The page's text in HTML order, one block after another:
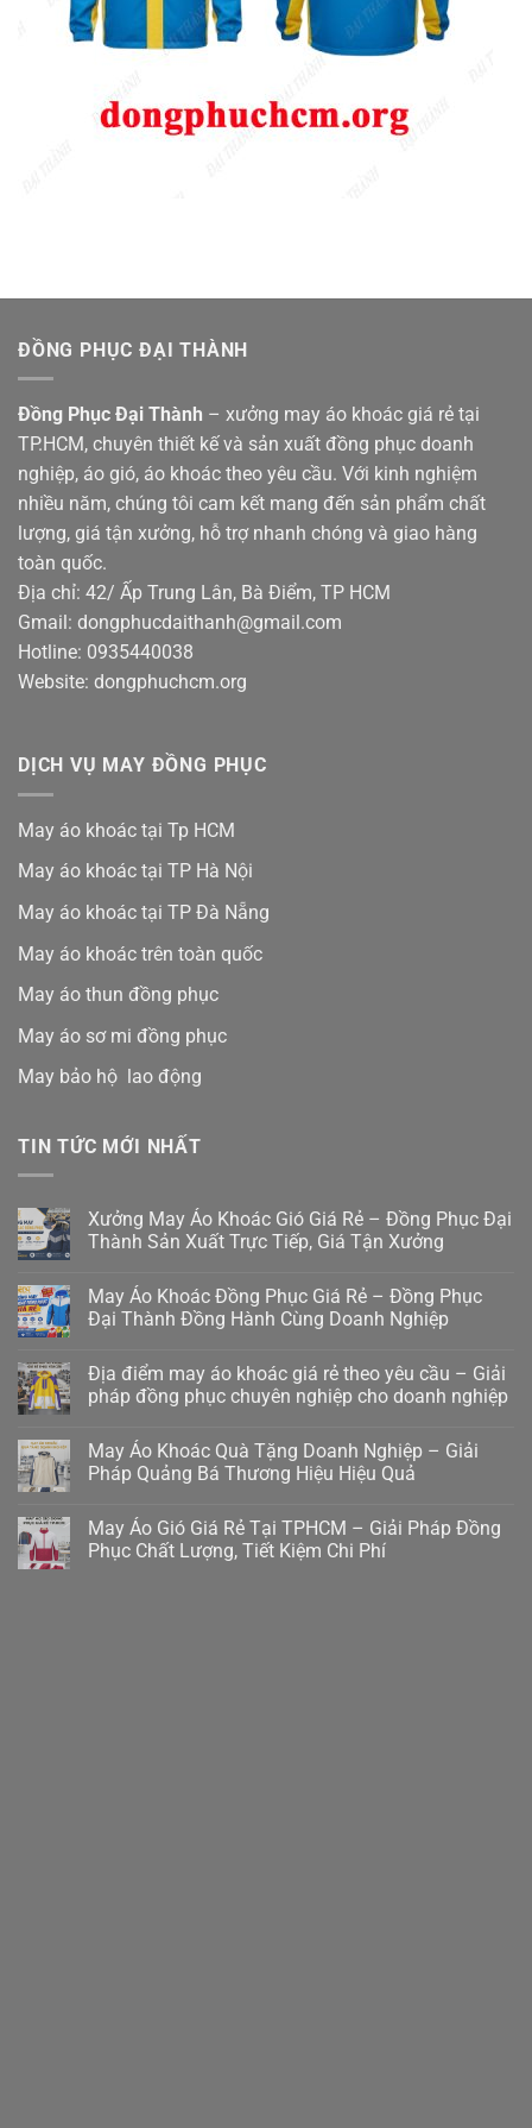
ĐỒNG PHỤC ĐẠI THÀNH
Đồng Phục Đại Thành – xưởng may áo khoác giá rẻ tại
TP.HCM, chuyên thiết kế và sản xuất đồng phục doanh
nghiệp, áo gió, áo khoác theo yêu cầu. Với kinh nghiệm
nhiều năm, chúng tôi cam kết mang đến sản phẩm chất
lượng, giá tận xưởng, hỗ trợ nhanh chóng và giao hàng
toàn quốc.
Địa chỉ: 42/ Ấp Trung Lân, Bà Điểm, TP HCM
Gmail: dongphucdaithanh@gmail.com
Hotline: 0935440038
Website: dongphuchcm.org
DỊCH VỤ MAY ĐỒNG PHỤC
May áo khoác tại Tp HCM
May áo khoác tại TP Hà Nội
May áo khoác tại TP Đà Nẵng
May áo khoác trên toàn quốc
May áo thun đồng phục
May áo sơ mi đồng phục
May bảo hộ lao động
TIN TỨC MỚI NHẤT
Xưởng May Áo Khoác Gió Giá Rẻ – Đồng Phục Đại
Thành Sản Xuất Trực Tiếp, Giá Tận Xưởng
May Áo Khoác Đồng Phục Giá Rẻ – Đồng Phục
Đại Thành Đồng Hành Cùng Doanh Nghiệp
Địa điểm may áo khoác giá rẻ theo yêu cầu – Giải
pháp đồng phục chuyên nghiệp cho doanh nghiệp
May Áo Khoác Quà Tặng Doanh Nghiệp – Giải
Pháp Quảng Bá Thương Hiệu Hiệu Quả
May Áo Gió Giá Rẻ Tại TPHCM – Giải Pháp Đồng
Phục Chất Lượng, Tiết Kiệm Chi Phí